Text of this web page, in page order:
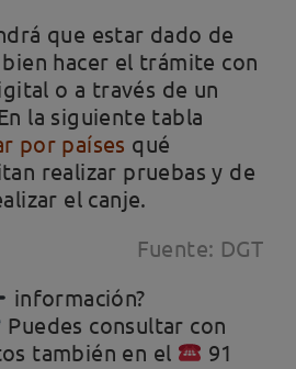
que estar dado de
hacer el trámite con
o a través de un
la siguiente tabla
por países qué
realizar pruebas y de
el canje.
Fuente: DGT
información?
Puedes consultar con
también en el
91